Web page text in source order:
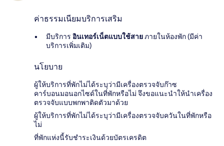
ค่าธรรมเนียมบริการเสริม
มีบริการ อินเทอร์เน็ตแบบใช้สายภายในห้องพัก (มีค่า
บริการเพิ่มเติม)
นโยบาย
ผู้ให้บริการที่พักไม่ได้ระบุว่ามีเครื่องตรวจจับก๊าซ
คาร์บอนมอนอกไซด์ในที่พักหรือไม่ จึงขอแนะนำให้นำเครื่อง
ตรวจจับแบบพกพาติดตัวมาด้วย
ผู้ให้บริการที่พักไม่ได้ระบุว่ามีเครื่องตรวจจับควันในที่พักหรือ
ไม่
ที่พักแห่งนี้รับชำระเงินด้วยบัตรเครดิต